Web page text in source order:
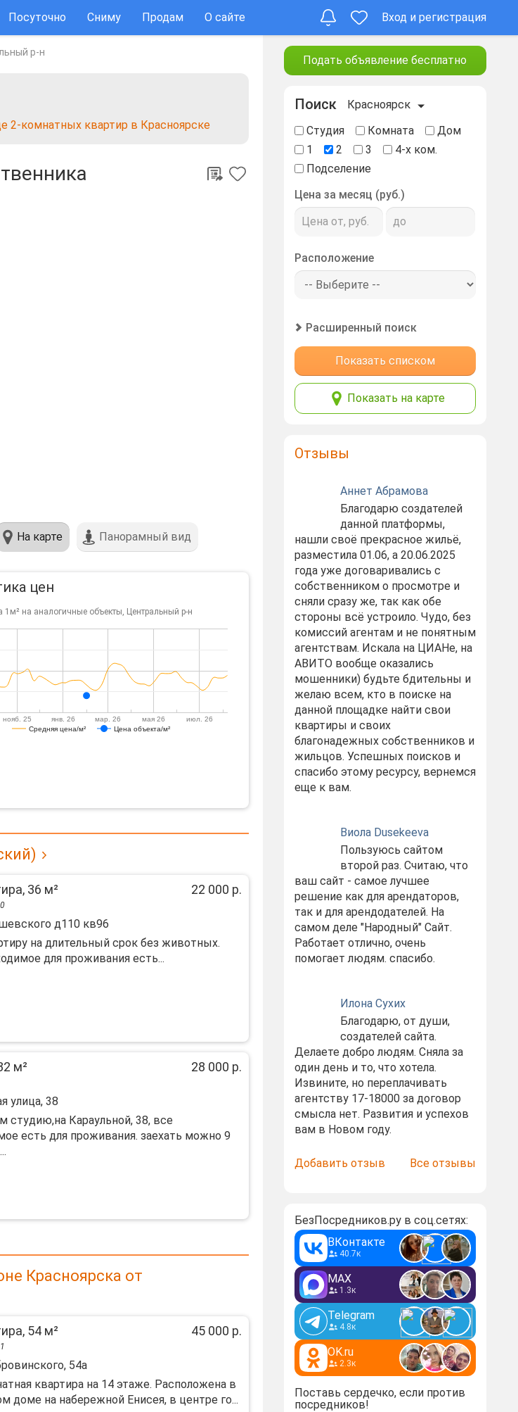
Посуточно Сниму Продам О сайте Вход и регистрация
р-н
2-комнатных квартир в Красноярске
На карте Панорамный вид
цен
1м² на аналогичные объекты, Центральный р-н
Средняя цена/м² Цена объекта/м²
нояб. 25 янв. 26 мар. 26 мая 26 июл. 26
36 м² 22 000 р.
д110 кв96
на длительный срок без животных.
для проживания есть...
м² 28 000 р.
улица, 38
студию,на Караульной, 38, все
есть для проживания. заехать можно 9
Красноярска от
54 м² 45 000 р.
54а
квартира на 14 этаже. Расположена в
доме на набережной Енисея, в центре го...
Подать объявление бесплатно
Поиск
Красноярск
Студия
Комната
Дом
1
2 3
4-х ком.
Подселение
Цена за месяц (руб.)
Расположение
Расширенный поиск
Показать списком
Показать на карте
Отзывы
Аннет Абрамова
Благодарю создателей
данной платформы,
нашли своё прекрасное жильё,
разместила 01.06, а 20.06.2025
года уже договаривались с
собственником о просмотре и
сняли сразу же, так как обе
стороны всё устроило. Чудо, без
комиссий агентам и не понятным
агентствам. Искала на ЦИАНе, на
АВИТО вообще оказались
мошенники) будьте бдительны и
желаю всем, кто в поиске на
данной площадке найти свои
квартиры и своих
благонадежных собственников и
жильцов. Успешных поисков и
спасибо этому ресурсу, вернемся
еще к вам.
Виола Dusekeeva
Пользуюсь сайтом
второй раз. Считаю, что
ваш сайт - самое лучшее
решение как для арендаторов,
так и для арендодателей. На
самом деле "Народный" Сайт.
Работает отлично, очень
помогает людям. спасибо.
Илона Сухих
Благодарю, от души,
создателей сайта.
Делаете добро людям. Сняла за
один день и то, что хотела.
Извините, но переплачивать
агентству 17-18000 за договор
смысла нет. Развития и успехов
вам в Новом году.
Добавить отзыв Все отзывы
БезПосредников.ру в соц.сетях:
ВКонтакте
40.7к
MAX
1.3к
Telegram
4.8к
OK.ru
2.3к
Поставь сердечко, если против
посредников!